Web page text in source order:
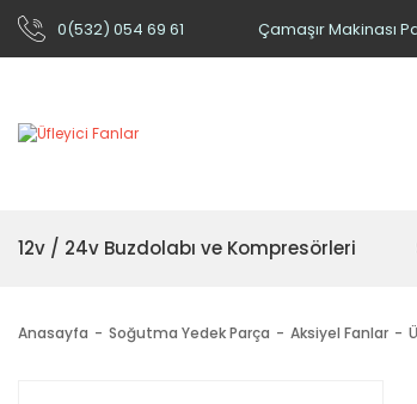
0(532) 054 69 61 Çamaşır Makinası
12v / 24v Buzdolabı ve Kompresörleri
Anasayfa Soğutma Yedek Parça Aksiyel Fanlar